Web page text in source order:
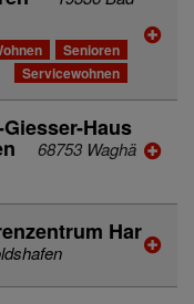
Senioren
Servicewohnen
Haus
68753 Waghä
Har